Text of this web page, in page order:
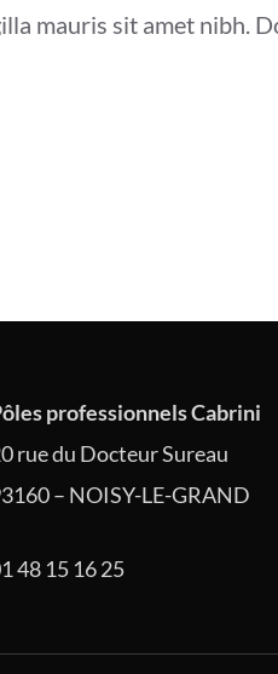
mauris sit amet nibh.
professionnels Cabrini
rue du Docteur Sureau
– NOISY-LE-GRAND
48 15 16 25